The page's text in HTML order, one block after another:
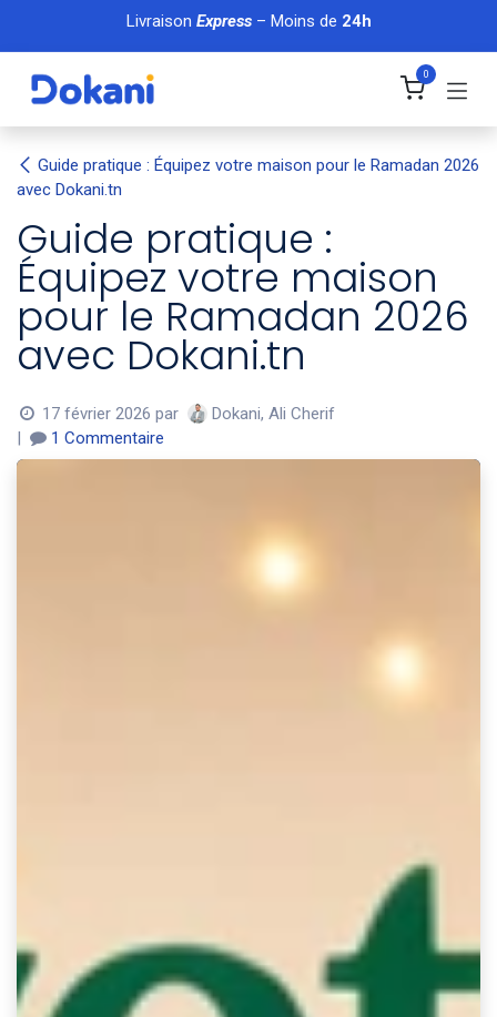
Se rendre au contenu
Livraison Express– Moins de 24h
0
Guide pratique : Équipez votre maison pour le Ramadan 2026
avec Dokani.tn
Guide pratique :
Équipez votre maison
pour le Ramadan 2026
avec Dokani.tn
17 février 2026 par
Dokani, Ali Cherif
|
1 Commentaire